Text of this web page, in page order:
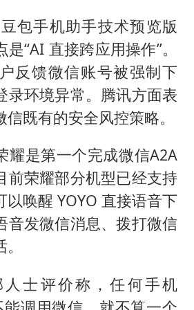
包手机助手技术预览版
“AI 直接跨应用操作”。
反馈微信账号被强制下
录环境异常。腾讯方面表
既有的安全风控策略。
耀是第一个完成微信A2A
前荣耀部分机型已经支持
唤醒 YOYO 直接语音下
音发微信消息、拨打微信
士评价称，任何手机